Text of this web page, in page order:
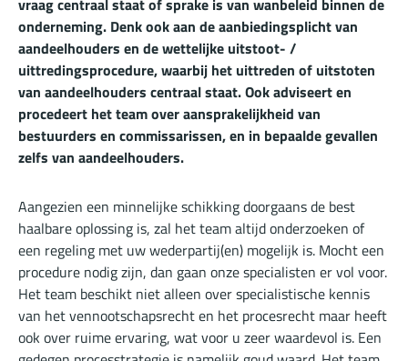
vraag centraal staat of sprake is van wanbeleid binnen de
onderneming. Denk ook aan de aanbiedingsplicht van
aandeelhouders en de wettelijke uitstoot- /
uittredingsprocedure, waarbij het uittreden of uitstoten
van aandeelhouders centraal staat. Ook adviseert en
procedeert het team over aansprakelijkheid van
bestuurders en commissarissen, en in bepaalde gevallen
zelfs van aandeelhouders.
Aangezien een minnelijke schikking doorgaans de best
haalbare oplossing is, zal het team altijd onderzoeken of
een regeling met uw wederpartij(en) mogelijk is. Mocht een
procedure nodig zijn, dan gaan onze specialisten er vol voor.
Het team beschikt niet alleen over specialistische kennis
van het vennootschapsrecht en het procesrecht maar heeft
ook over ruime ervaring, wat voor u zeer waardevol is. Een